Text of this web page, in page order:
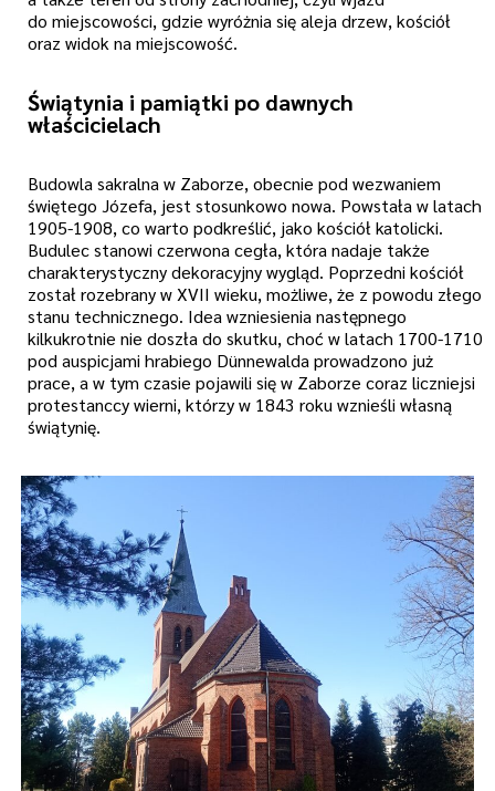
do miejscowości, gdzie wyróżnia się aleja drzew, kościół
oraz widok na miejscowość.
Świątynia i pamiątki po dawnych
właścicielach
Budowla sakralna w Zaborze, obecnie pod wezwaniem
świętego Józefa, jest stosunkowo nowa. Powstała w latach
1905-1908, co warto podkreślić, jako kościół katolicki.
Budulec stanowi czerwona cegła, która nadaje także
charakterystyczny dekoracyjny wygląd. Poprzedni kościół
został rozebrany w XVII wieku, możliwe, że z powodu złego
stanu technicznego. Idea wzniesienia następnego
kilkukrotnie nie doszła do skutku, choć w latach 1700-1710
pod auspicjami hrabiego Dünnewalda prowadzono już
prace, a w tym czasie pojawili się w Zaborze coraz liczniejsi
protestanccy wierni, którzy w 1843 roku wznieśli własną
świątynię.